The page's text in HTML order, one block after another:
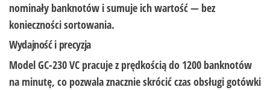
nominały banknotów i sumuje ich wartość — bez
konieczności sortowania.
Wydajność i precyzja
Model GC-230 VC pracuje z prędkością do 1200 banknotów
na minutę, co pozwala znacznie skrócić czas obsługi gotówki